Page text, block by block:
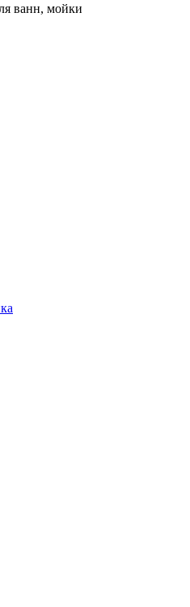
ванн, мойки